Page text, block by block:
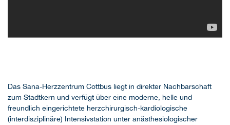
Das Sana-Herzzentrum Cottbus liegt in direkter Nachbarschaft
zum Stadtkern und verfügt über eine moderne, helle und
freundlich eingerichtete herzchirurgisch-kardiologische
(interdisziplinäre) Intensivstation unter anästhesiologischer